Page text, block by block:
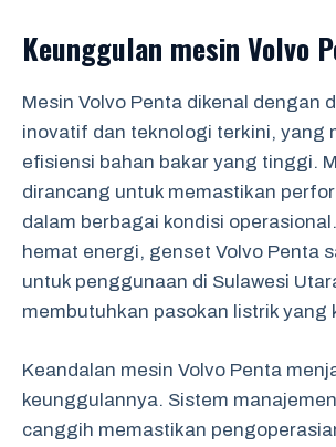
Keunggulan mesin Volvo
Mesin Volvo Penta dikenal dengan
inovatif dan teknologi terkini, yang
efisiensi bahan bakar yang tinggi.
dirancang untuk memastikan
dalam berbagai kondisi
hemat energi, genset Volvo Penta
untuk penggunaan di Sulawesi
membutuhkan pasokan listrik yang
Keandalan mesin Volvo Penta
keunggulannya. Sistem
canggih memastikan